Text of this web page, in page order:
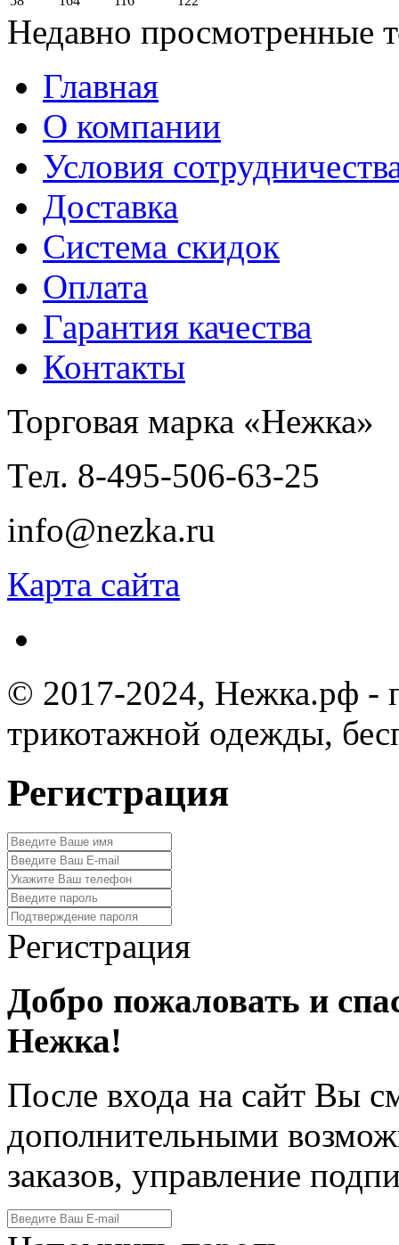
Недавно просмотренные
Главная
О компании
Условия
Доставка
Система скидок
Оплата
Гарантия качества
Контакты
Торговая марка «Нежка»
Тел. 8-495-506-63-25
info@nezka.ru
Карта сайта
© 2017-2024, Нежка.рф -
трикотажной одежды,
Регистрация
Регистрация
Добро пожаловать и
Нежка!
После входа на сайт Вы
дополнительными
заказов, управление